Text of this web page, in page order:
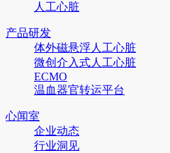
人工心脏
产品研发
体外磁悬浮人工心脏
微创介入式人工心脏
ECMO
温血器官转运平台
心闻室
企业动态
行业洞见